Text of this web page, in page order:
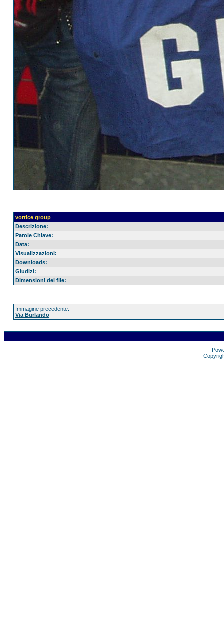
vortice group
Descrizione:
Parole Chiave:
Data:
Visualizzazioni:
Downloads:
Giudizi:
Dimensioni del file:
Immagine precedente:
Via Burlando